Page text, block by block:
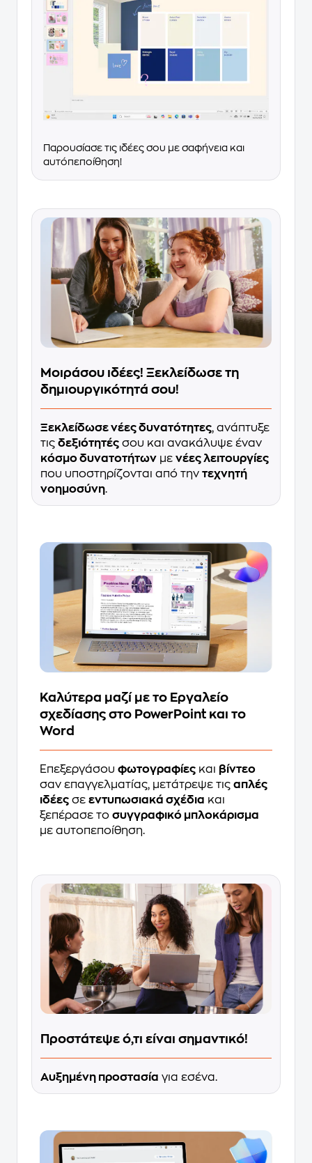
Παρουσίασε τις ιδέες σου με σαφήνεια και
αυτόπεποίθηση!
Μοιράσου ιδέες! Ξεκλείδωσε τη
δημιουργικότητά σου!
Ξεκλείδωσε νέες δυνατότητες, ανάπτυξε
τις δεξιότητές σου και ανακάλυψε έναν
κόσμο δυνατοτήτων με νέες λειτουργίες
που υποστηρίζονται από την τεχνητή
νοημοσύνη.
Καλύτερα μαζί με το Εργαλείο
σχεδίασης στο PowerPoint και το
Word
Επεξεργάσου φωτογραφίες και βίντεο
σαν επαγγελματίας, μετάτρεψε τις απλές
ιδέες σε εντυπωσιακά σχέδια και
ξεπέρασε το συγγραφικό μπλοκάρισμα
με αυτοπεποίθηση.
Προστάτεψε ό,τι είναι σημαντικό!
Αυξημένη προστασία για εσένα.